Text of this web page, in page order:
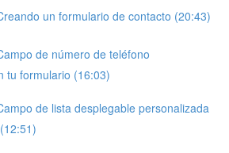
un formulario de contacto (20:43)
de número de teléfono
tu formulario (16:03)
de lista desplegable personalizada